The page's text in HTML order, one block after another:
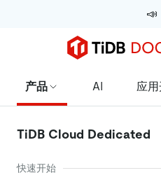
📣
产品 AI 应
TiDB Cloud Dedicated
快速开始